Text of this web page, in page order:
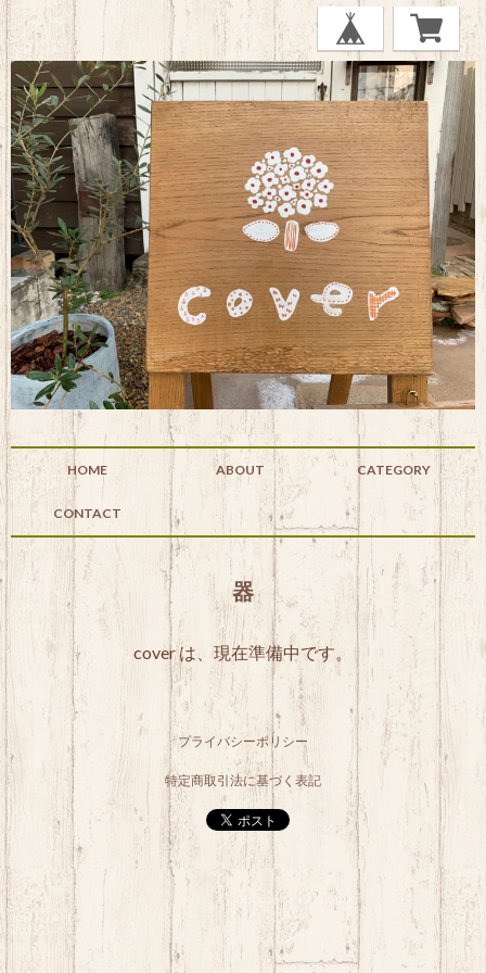
HOME ABOUT CATEGORY
CONTACT
器
cover は、現在準備中です。
プライバシーポリシー
特定商取引法に基づく表記